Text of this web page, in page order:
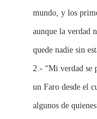
mundo, y los
aunque la verdad
quede nadie sin
2.- “Mi verdad se
un Faro desde el
algunos de